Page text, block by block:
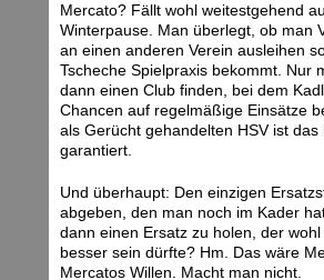
Mercato? Fällt wohl weitestgehend
Winterpause. Man überlegt, ob man
an einen anderen Verein ausleihen
Tscheche Spielpraxis bekommt. Nur
dann einen Club finden, bei dem
Chancen auf regelmäßige Einsätze
als Gerücht gehandelten HSV ist das
garantiert.
Und überhaupt: Den einzigen
abgeben, den man noch im Kader
dann einen Ersatz zu holen, der
besser sein dürfte? Hm. Das wäre
Mercatos Willen. Macht man nicht.